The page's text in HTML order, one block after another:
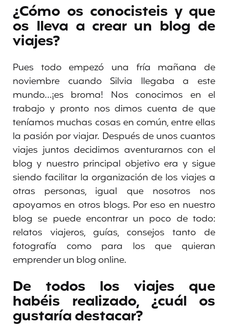
¿Cómo os conocisteis y que
os lleva a crear un blog de
viajes?
Pues todo empezó una fría mañana de
noviembre cuando Silvia llegaba a este
mundo…¡es broma! Nos conocimos en el
trabajo y pronto nos dimos cuenta de que
teníamos muchas cosas en común, entre ellas
la pasión por viajar. Después de unos cuantos
viajes juntos decidimos aventurarnos con el
blog y nuestro principal objetivo era y sigue
siendo facilitar la organización de los viajes a
otras personas, igual que nosotros nos
apoyamos en otros blogs. Por eso en nuestro
blog se puede encontrar un poco de todo:
relatos viajeros, guías, consejos tanto de
fotografía como para los que quieran
emprender un blog online.
De todos los viajes que
habéis realizado, ¿cuál os
gustaría destacar?